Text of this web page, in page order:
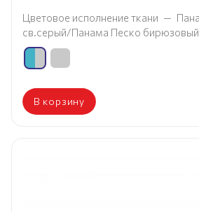
Цветовое исполнение ткани —
св.серый/Панама Песко бирюзовый
В корзину